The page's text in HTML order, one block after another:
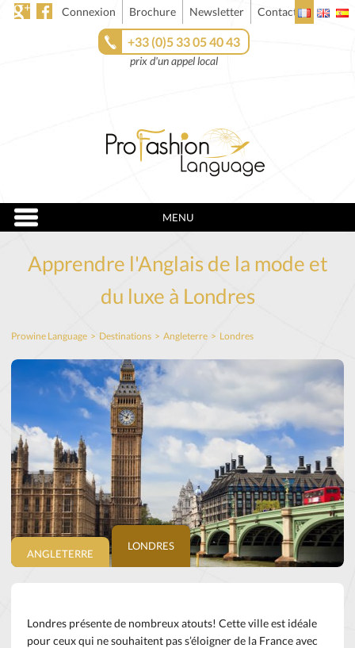
Connexion Brochure Newsletter Contact
+33 (0)5 33 05 40 43
prix d'un appel local
MENU
Apprendre l'Anglais de la mode et
du luxe à Londres
Prowine Language > Destinations >Angleterre > Londres
ANGLETERRE
LONDRES
Londres présente de nombreux atouts! Cette ville est idéale
pour ceux qui ne souhaitent pas s’éloigner de la France avec